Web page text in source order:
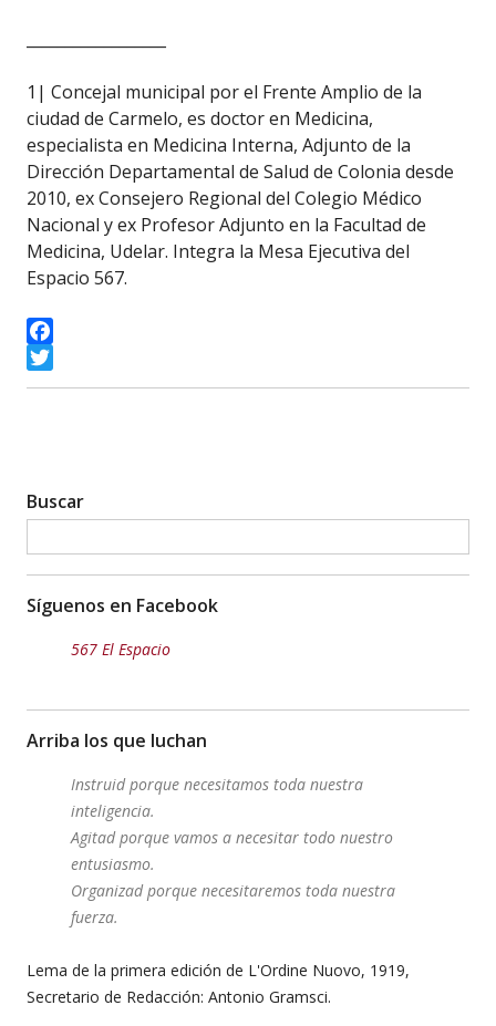
1| Concejal municipal por el Frente Amplio de la
ciudad de Carmelo, es doctor en Medicina,
especialista en Medicina Interna, Adjunto de la
Dirección Departamental de Salud de Colonia desde
2010, ex Consejero Regional del Colegio Médico
Nacional y ex Profesor Adjunto en la Facultad de
Medicina, Udelar. Integra la Mesa Ejecutiva del
Espacio 567.
Facebook
Twitter
Buscar
Síguenos en Facebook
567 El Espacio
Arriba los que luchan
Instruid porque necesitamos toda nuestra
inteligencia.
Agitad porque vamos a necesitar todo nuestro
entusiasmo.
Organizad porque necesitaremos toda nuestra
fuerza.
Lema de la primera edición de L'Ordine Nuovo, 1919,
Secretario de Redacción: Antonio Gramsci.